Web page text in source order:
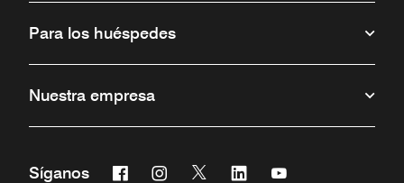
Para los huéspedes
Nuestra empresa
Síganos FacebookInstagram
Twitter Linkedin